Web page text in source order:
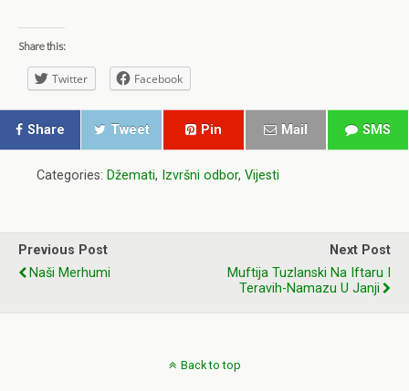
Share this:
Twitter Facebook
Share Tweet Pin Mail SMS
Categories: Džemati, Izvršni odbor, Vijesti
Previous Post
Naši Merhumi
Next Post
Muftija Tuzlanski Na Iftaru I
Teravih-Namazu U Janji
Back to top